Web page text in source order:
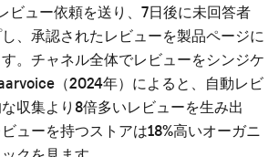
ビュー依頼を送り、7日後に未回答者
、承認されたレビューを製品ページに
。チャネル全体でレビューをシンジケ
（2024年）によると、自動レビ
収集より8倍多いレビューを生み出
ューを持つストアは18%高いオーガニ